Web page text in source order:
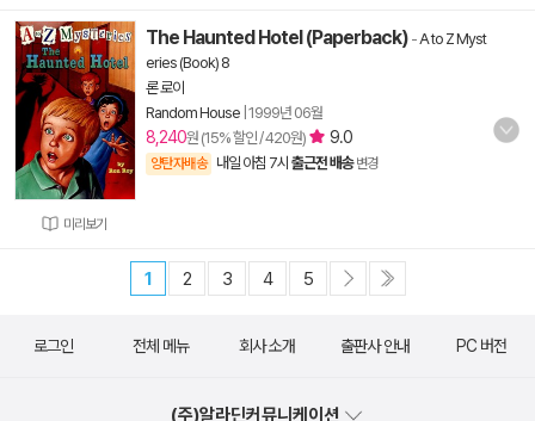
미리보기
The Haunted Hotel (Paperback) -A to Z Myst
eries (Book) 8
론 로이
Random House 1999년 06월
8,240원 (15% 할인 / 420원) 9.0
양탄자배송 내일 아침 7시 출근전 배송 변경
1 2 3 4 5
로그인 전체 메뉴 회사 소개 출판사 안내 PC 버전
(주)알라딘커뮤니케이션